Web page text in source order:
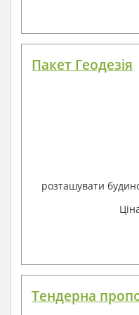
Пакет Геодезія
розташувати
Тендерна